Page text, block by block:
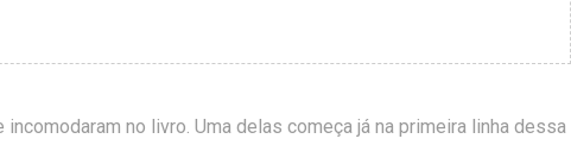
no livro. Uma delas começa já na primeira linha dessa